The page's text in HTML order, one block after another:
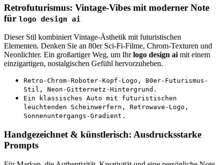
Retrofuturismus: Vintage-Vibes mit moderner Note
für logo design ai
Dieser Stil kombiniert Vintage-Ästhetik mit futuristischen
Elementen. Denken Sie an 80er Sci-Fi-Filme, Chrom-Texturen und
Neonlichter. Ein großartiger Weg, um Ihrlogo design ai mit einem
einzigartigen, nostalgischen Gefühl hervorzuheben.
Retro-Chrom-Roboter-Kopf-Logo, 80er-Futurismus-
Stil, Neon-Gitternetz-Hintergrund.
Ein klassisches Auto mit futuristischen
leuchtenden Scheinwerfern, Retrowave-Logo,
Sonnenuntergangs-Gradient.
Handgezeichnet & künstlerisch: Ausdrucksstarke
Prompts